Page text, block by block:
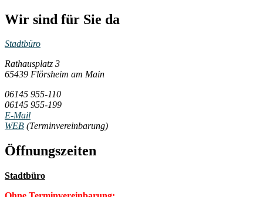
Wir sind für Sie da
Stadtbüro
Rathausplatz 3
65439 Flörsheim am Main
06145 955-110
06145 955-199
E-Mail
WEB (Terminvereinbarung)
Öffnungszeiten
Stadtbüro